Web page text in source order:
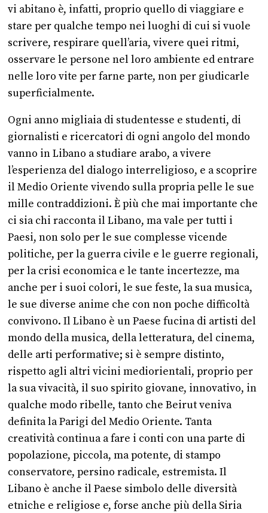
vi abitano è, infatti, proprio quello di viaggiare e
stare per qualche tempo nei luoghi di cui si vuole
scrivere, respirare quell’aria, vivere quei ritmi,
osservare le persone nel loro ambiente ed entrare
nelle loro vite per farne parte, non per giudicarle
superficialmente.
Ogni anno migliaia di studentesse e studenti, di
giornalisti e ricercatori di ogni angolo del mondo
vanno in Libano a studiare arabo, a vivere
l’esperienza del dialogo interreligioso, e a scoprire
il Medio Oriente vivendo sulla propria pelle le sue
mille contraddizioni. È più che mai importante che
ci sia chi racconta il Libano, ma vale per tutti i
Paesi, non solo per le sue complesse vicende
politiche, per la guerra civile e le guerre regionali,
per la crisi economica e le tante incertezze, ma
anche per i suoi colori, le sue feste, la sua musica,
le sue diverse anime che con non poche difficoltà
convivono. Il Libano è un Paese fucina di artisti del
mondo della musica, della letteratura, del cinema,
delle arti performative; si è sempre distinto,
rispetto agli altri vicini mediorientali, proprio per
la sua vivacità, il suo spirito giovane, innovativo, in
qualche modo ribelle, tanto che Beirut veniva
definita la Parigi del Medio Oriente. Tanta
creatività continua a fare i conti con una parte di
popolazione, piccola, ma potente, di stampo
conservatore, persino radicale, estremista. Il
Libano è anche il Paese simbolo delle diversità
etniche e religiose e, forse anche più della Siria